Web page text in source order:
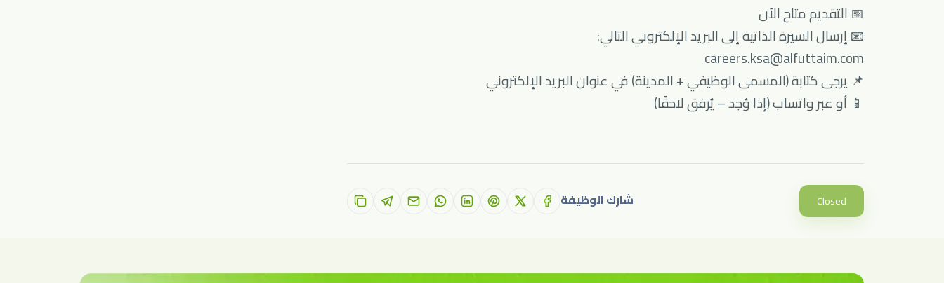
📅 التقديم متاح الآن
📧 إرسال السيرة الذاتية إلى البريد الإلكتروني التالي:
careers.ksa@alfuttaim.com
📌 يرجى كتابة (المسمى الوظيفي + المدينة) في عنوان البريد الإلكتروني
📱 أو عبر واتساب (إذا وُجد – يُرفق لاحقًا)
Closed شارك الوظيفة